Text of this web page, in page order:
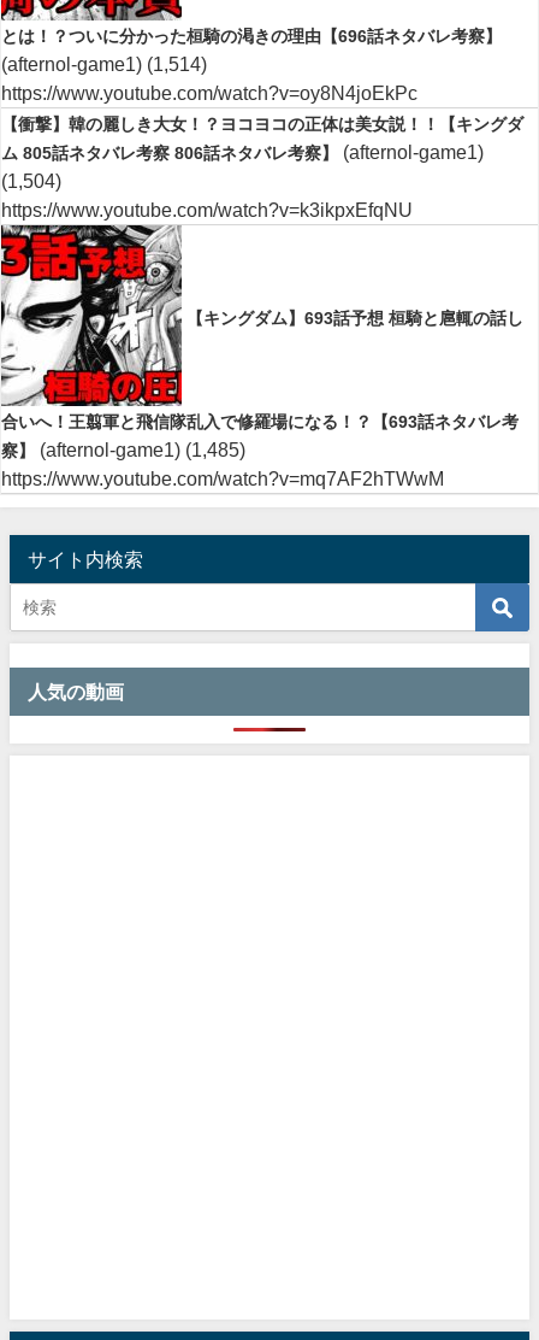
とは！？ついに分かった桓騎の渇きの理由【696話ネタバレ考察】
(afternol-game1) (1,514)
https://www.youtube.com/watch?v=oy8N4joEkPc
【衝撃】韓の麗しき大女！？ヨコヨコの正体は美女説！！【キングダ
ム 805話ネタバレ考察 806話ネタバレ考察】
(afternol-game1)
(1,504)
https://www.youtube.com/watch?v=k3ikpxEfqNU
【キングダム】693話予想 桓騎と扈輒の話し
合いへ！王翦軍と飛信隊乱入で修羅場になる！？【693話ネタバレ考
察】
(afternol-game1) (1,485)
https://www.youtube.com/watch?v=mq7AF2hTWwM
サイト内検索
人気の動画